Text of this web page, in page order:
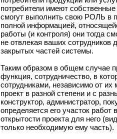
потребители имеют
смогут выполнить свою РОЛЬ в
полной информацией,
работы (и контроля) они тогда
не отвлекая ваших сотрудников
закрытых частей системы.
Таким образом в общем случае
функция, сотрудничество, в
сотрудниками, независимо от
проект в разной степени и с
конструктор, администратор,
определяется его участок работ
открытости проекта для него
только необходимую ему часть).